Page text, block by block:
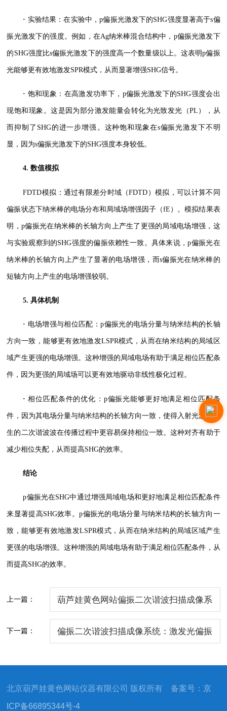
· 实验结果：在实验中，p偏振光激发下的SHG强度显著高于s偏
振光激发下的强度。例如，在Ag纳米棒混合结构中，p偏振光激发下
的SHG强度比s偏振光激发下的强度高一个数量级以上。这表明p偏振
光能够更有效地激发SPR模式，从而显著增强SHG信号。
· 饱和现象：在高激发功率下，p偏振光激发下的SHG强度会出
现饱和现象。这是因为部分激发能量会转化为光致发光（PL），从
而抑制了SHG的进一步增强。这种饱和现象在s偏振光激发下不明
显，因为s偏振光激发下的SHG强度本身较低。
4. 数值模拟
FDTD模拟：通过有限差分时域（FDTD）模拟，可以计算不同
偏振状态下纳米棒的电场分布和局域场增强因子（fE）。模拟结果表
明，p偏振光在纳米棒的长轴方向上产生了更强的局域电场增强，这
与实验观察到的SHG强度的偏振依赖性一致。具体来说，p偏振光在
纳米棒的长轴方向上产生了显著的电场增强，而s偏振光在纳米棒的
短轴方向上产生的电场增强较弱。
5. 具体机制
· 电场增强与相位匹配：p偏振光的电场分量与纳米结构的长轴
方向一致，能够更有效地激发LSPR模式，从而在纳米结构的局域区
域产生更强的电场增强。这种增强的局域电场有助于满足相位匹配条
件，因为更强的局域场可以更有效地驱动非线性极化过程。
·相位匹配条件的优化：p偏振光能够更好地满足相位匹配条
件，因为其电场分量与纳米结构的长轴方向一致，使得入射光波和产
生的二次谐波波在传播过程中更容易保持相位一致。这种对齐有助于
减少相位失配，从而提高SHG的效率。
结论
p偏振光在SHG中通过增强局域电场和更好地满足相位匹配条件
来显著提高SHG效率。p偏振光的电场分量与纳米结构的长轴方向一
致，能够更有效地激发LSPR模式，从而在纳米结构的局域区域产生
更强的电场增强。这种增强的局域电场有助于满足相位匹配条件，从
而提高SHG的效率。
上一篇： 葫芦娃黄色网站偏振二次谐波扫描成像系
下一篇： 偏振二次谐波扫描成像系统：激发光偏振
北京葫芦娃黄色网站仪器有限公司 版权所有 备案号：京
ICP备66895344号-4